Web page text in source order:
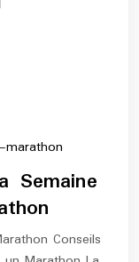
europe-
marathon
Semaine
Conseils